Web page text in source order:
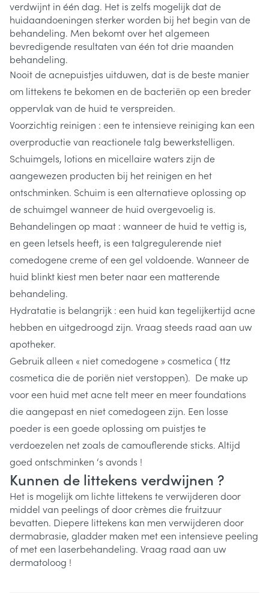
verdwijnt in één dag. Het is zelfs mogelijk dat de
huidaandoeningen sterker worden bij het begin van de
behandeling. Men bekomt over het algemeen
bevredigende resultaten van één tot drie maanden
behandeling.
Nooit de acnepuistjes uitduwen, dat is de beste manier
om littekens te bekomen en de bacteriën op een breder
oppervlak van de huid te verspreiden.
Voorzichtig reinigen : een te intensieve reiniging kan een
overproductie van reactionele talg bewerkstelligen.
Schuimgels, lotions en micellaire waters zijn de
aangewezen producten bij het reinigen en het
ontschminken. Schuim is een alternatieve oplossing op
de schuimgel wanneer de huid overgevoelig is.
Behandelingen op maat : wanneer de huid te vettig is,
en geen letsels heeft, is een talgregulerende niet
comedogene creme of een gel voldoende. Wanneer de
huid blinkt kiest men beter naar een matterende
behandeling.
Hydratatie is belangrijk : een huid kan tegelijkertijd acne
hebben en uitgedroogd zijn. Vraag steeds raad aan uw
apotheker.
Gebruik alleen « niet comedogene » cosmetica ( ttz
cosmetica die de poriën niet verstoppen). De make up
voor een huid met acne telt meer en meer foundations
die aangepast en niet comedogeen zijn. Een losse
poeder is een goede oplossing om puistjes te
verdoezelen net zoals de camouflerende sticks. Altijd
goed ontschminken ‘s avonds !
Kunnen de littekens verdwijnen ?
Het is mogelijk om lichte littekens te verwijderen door
middel van peelings of door crèmes die fruitzuur
bevatten. Diepere littekens kan men verwijderen door
dermabrasie, gladder maken met een intensieve peeling
of met een laserbehandeling. Vraag raad aan uw
dermatoloog !